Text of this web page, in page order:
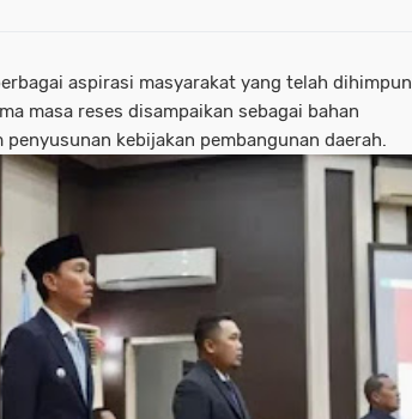
aspirasi masyarakat yang telah dihimpun
masa reses disampaikan sebagai bahan
kebijakan pembangunan daerah.